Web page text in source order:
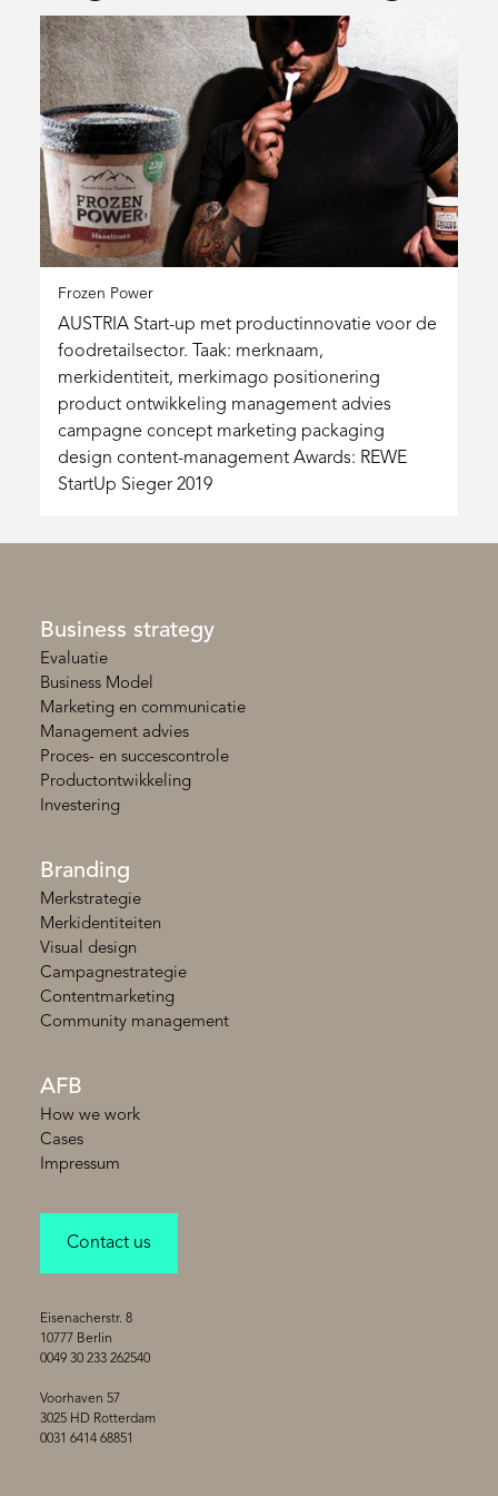
Frozen Power
AUSTRIA Start-up met productinnovatie voor de
foodretailsector. Taak: merknaam,
merkidentiteit, merkimago positionering
product ontwikkeling management advies
campagne concept marketing packaging
design content-management Awards: REWE
StartUp Sieger 2019
Business strategy
Evaluatie
Business Model
Marketing en communicatie
Management advies
Proces- en succescontrole
Productontwikkeling
Investering
Branding
Merkstrategie
Merkidentiteiten
Visual design
Campagnestrategie
Contentmarketing
Community management
AFB
How we work
Cases
Impressum
Contact us
Eisenacherstr. 8
10777 Berlin
0049 30 233 262540
Voorhaven 57
3025 HD Rotterdam
0031 6414 68851